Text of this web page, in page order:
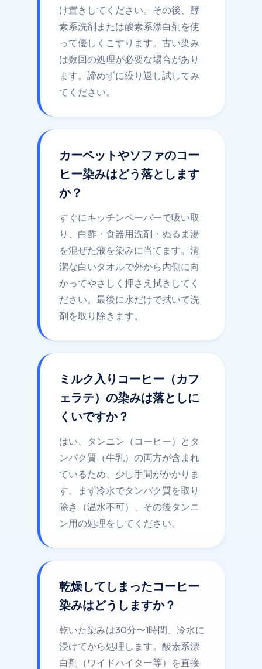
け置きしてください。その後、酵
素系洗剤または酸素系漂白剤を使
って優しくこすります。古い染み
は数回の処理が必要な場合があり
ます。諦めずに繰り返し試してみ
てください。
カーペットやソファのコー
ヒー染みはどう落とします
か？
すぐにキッチンペーパーで吸い取
り、白酢・食器用洗剤・ぬるま湯
を混ぜた液を染みに当てます。清
潔な白いタオルで外から内側に向
かってやさしく押さえ拭きしてく
ださい。最後に水だけで拭いて洗
剤を取り除きます。
ミルク入りコーヒー（カフ
ェラテ）の染みは落としに
くいですか？
はい、タンニン（コーヒー）とタ
ンパク質（牛乳）の両方が含まれ
ているため、少し手間がかかりま
す。まず冷水でタンパク質を取り
除き（温水不可）、その後タンニ
ン用の処理をしてください。
乾燥してしまったコーヒー
染みはどうしますか？
乾いた染みは30分〜1時間、冷水に
浸けてから処理します。酸素系漂
白剤（ワイドハイター等）を直接